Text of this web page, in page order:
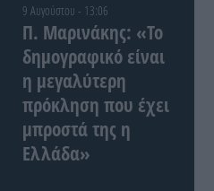
9 Αυγούστου - 13:06
Π. Μαρινάκης: «Το
δημογραφικό είναι
η μεγαλύτερη
πρόκληση που έχει
μπροστά της η
Ελλάδα»